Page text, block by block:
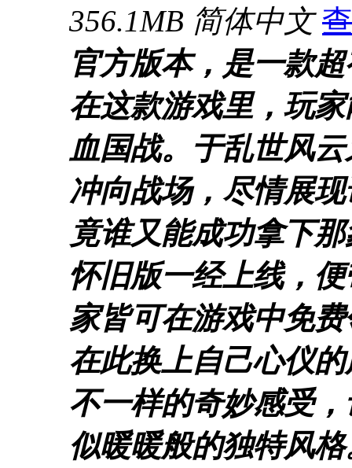
356.1MB 简体中文
官方版本，是一款
在这款游戏里，玩
血国战。于乱世风
冲向战场，尽情展
竟谁又能成功拿下
怀旧版一经上线，
家皆可在游戏中免
在此换上自己心仪
不一样的奇妙感受
似暖暖般的独特风格